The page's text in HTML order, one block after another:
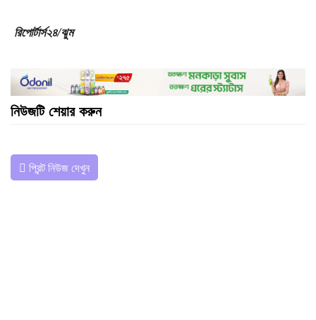
রিপোর্টার্স২৪/ঝুম
নিউজটি শেয়ার করুন
প্রিন্ট নিউজ দেখুন